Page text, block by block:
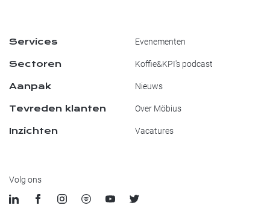
Services
Sectoren
Aanpak
Tevreden klanten
Inzichten
Evenementen
Koffie&KPI's podcast
Nieuws
Over Möbius
Vacatures
Volg ons